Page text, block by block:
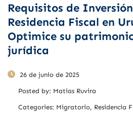
Requisitos de
Residencia Fiscal en
Optimice su
jurídica
26 de junio de 2025
Posted by: Matias Ruvira
Categories: Migratorio, Residencia